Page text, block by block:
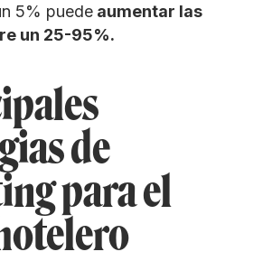
5% puede aumentar las
un 25-95%.
de
para el